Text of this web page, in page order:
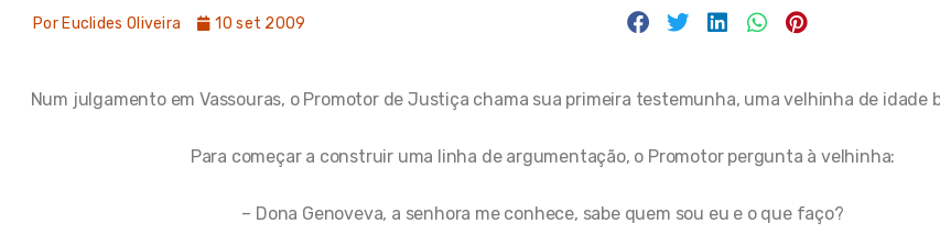
Por Euclides Oliveira 10 set 2009
Num julgamento em Vassouras, o Promotor de Justiça chama sua primeira testemunha, uma velhinha de idade
Para começar a construir uma linha de argumentação, o Promotor pergunta à velhinha:
– Dona Genoveva, a senhora me conhece, sabe quem sou eu e o que faço?